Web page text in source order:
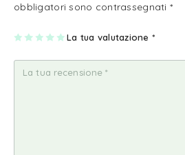
obbligatori sono contrassegnati *
La tua valutazione *
1
a
2
e
su
5
3
e
su
5
4
e
su
5
5
e
su
5